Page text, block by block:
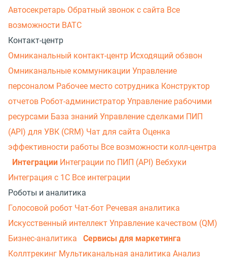
Автосекретарь Обратный звонок с сайта Все
возможности ВАТС
Контакт-центр
Омниканальный контакт-центр Исходящий обзвон
Омниканальные коммуникации Управление
персоналом Рабочее место сотрудника Конструктор
отчетов Робот-администратор Управление рабочими
ресурсами База знаний Управление сделками ПИП
(API) для УВК (CRM) Чат для сайта Оценка
эффективности работы Все возможности колл-центра
Интеграции Интеграции по ПИП (API) Вебхуки
Интеграция с 1С Все интеграции
Роботы и аналитика
Голосовой робот Чат-бот Речевая аналитика
Искусственный интеллект Управление качеством (QM)
Бизнес-аналитика
Сервисы для маркетинга
Коллтрекинг Мультиканальная аналитика Анализ